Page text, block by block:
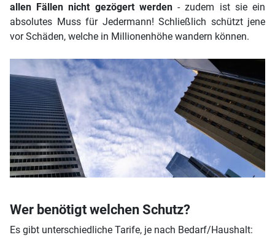
allen Fällen nicht gezögert werden- zudem ist sie ein
absolutes Muss für Jedermann! Schließlich schützt jene
vor Schäden, welche in Millionenhöhe wandern können.
Wer benötigt welchen Schutz?
Es gibt unterschiedliche Tarife, je nach Bedarf/Haushalt: